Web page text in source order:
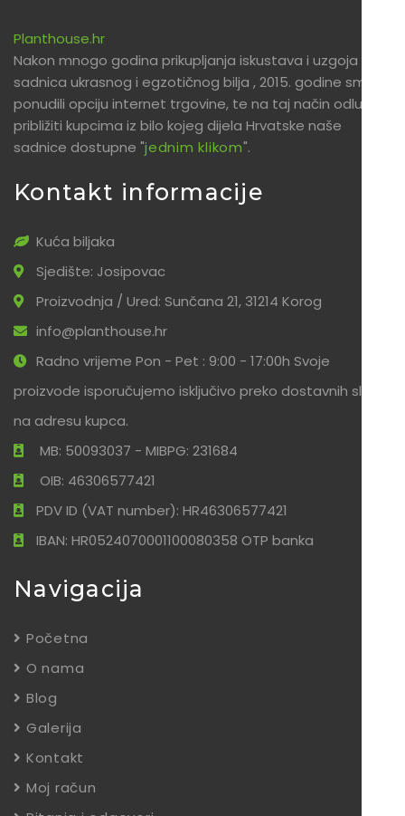
Planthouse.hr
Nakon mnogo godina prikupljanja iskustava i uzgoja
sadnica ukrasnog i egzotičnog bilja , 2015. godine smo
ponudili opciju internet trgovine, te na taj način odlučili
približiti kupcima iz bilo kojeg dijela Hrvatske naše
sadnice dostupne "jednim klikom".
Kontakt informacije
Kuća biljaka
Sjedište: Josipovac
Proizvodnja / Ured: Sunčana 21, 31214 Korog
info@planthouse.hr
Radno vrijeme Pon - Pet : 9:00 - 17:00h Svoje
proizvode isporučujemo isključivo preko dostavnih službi
na adresu kupca.
MB: 50093037 - MIBPG: 231684
OIB: 46306577421
PDV ID (VAT number): HR46306577421
IBAN: HR0524070001100080358 OTP banka
Navigacija
Početna
O nama
Blog
Galerija
Kontakt
Moj račun